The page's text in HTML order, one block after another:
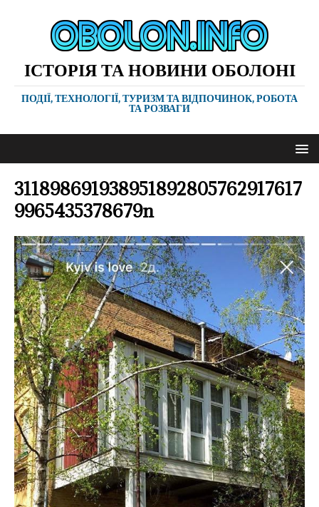
ІСТОРІЯ ТА НОВИНИ ОБОЛОНІ
ПОДІЇ, ТЕХНОЛОГІЇ, ТУРИЗМ ТА ВІДПОЧИНОК, РОБОТА
ТА РОЗВАГИ
311898691938951892805762917617
9965435378679n